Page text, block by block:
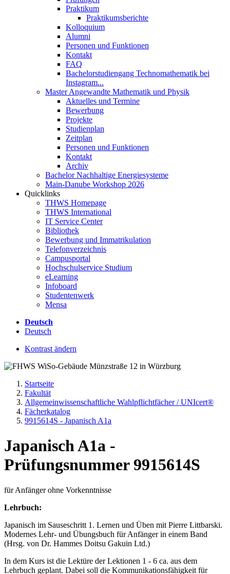
Praktikum
Praktikumsberichte
Kolloquium
Alumni
Personen und Funktionen
Kontakt
FAQ
Bachelorstudiengang Technomathematik bei
Instagram...
Master Angewandte Mathematik und Physik
Aktuelles und Termine
Bewerbung
Projekte
Studienplan
Zeitplan
Personen und Funktionen
Kontakt
Archiv
Bachelor Nachhaltige Energiesysteme
Main-Danube Workshop 2026
Quicklinks
THWS Homepage
THWS International
IT Service Center
Bibliothek
Bewerbung und Immatrikulation
Telefonverzeichnis
Campusportal
Hochschulservice Studium
eLearning
Infoboard
Studentenwerk
Mensa
Deutsch
Deutsch
Kontrast ändern
Startseite
Fakultät
Allgemeinwissenschaftliche Wahlpflichtfächer / UNIcert®
Fächerkatalog
9915614S - Japanisch A1a
Japanisch A1a -
Prüfungsnummer 9915614S
für Anfänger ohne Vorkenntnisse
Lehrbuch:
Japanisch im Sauseschritt 1. Lernen und Üben mit Pierre Littbarski.
Modernes Lehr- und Übungsbuch für Anfänger in einem Band
(Hrsg. von Dr. Hammes Doitsu Gakuin Ltd.)
In dem Kurs ist die Lektüre der Lektionen 1 - 6 ca. aus dem
Lehrbuch geplant. Dabei soll die Kommunikationsfähigkeit für